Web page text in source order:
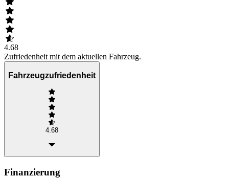
4.68
Zufriedenheit mit dem aktuellen Fahrzeug.
Fahrzeugzufriedenheit
4.68
Finanzierung